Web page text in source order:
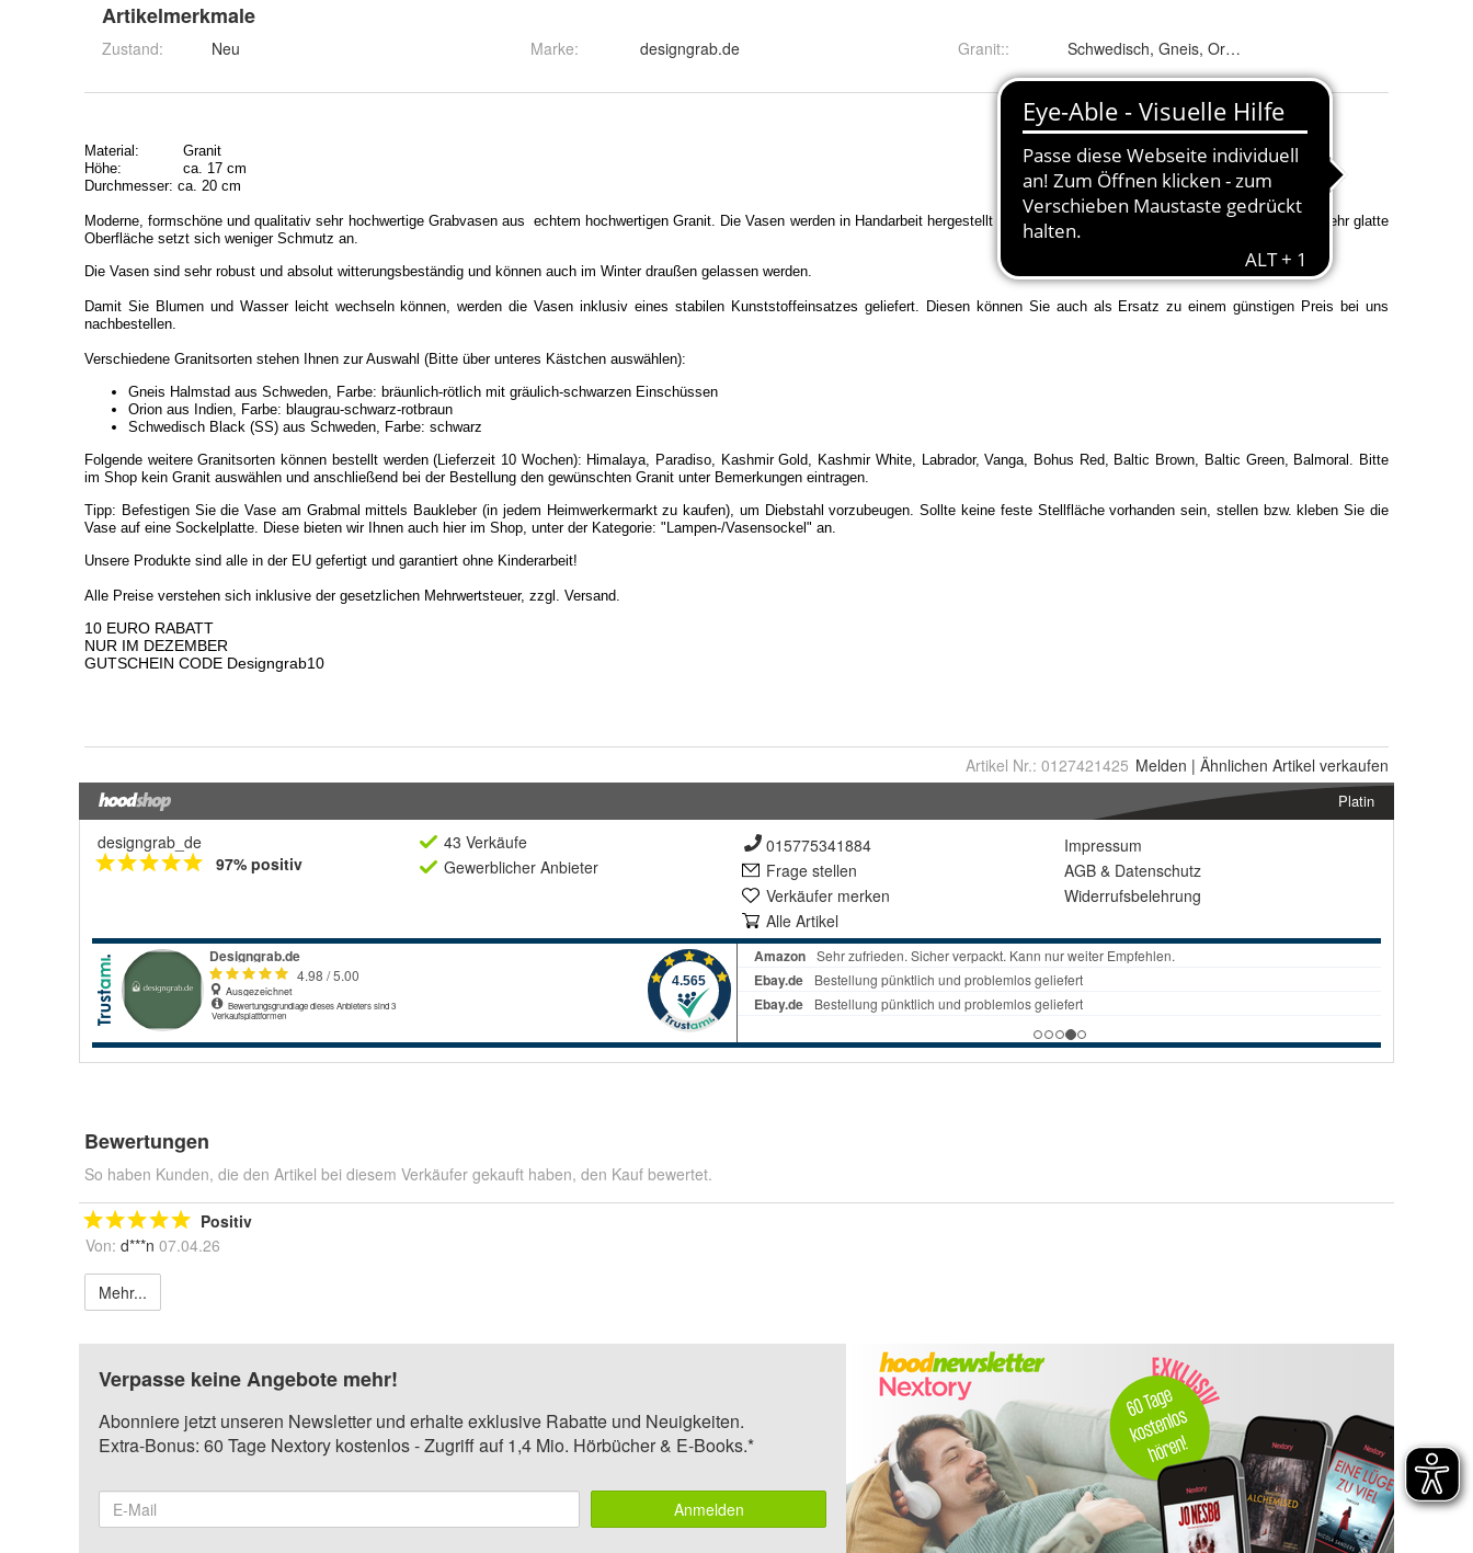
Artikelmerkmale
Zustand: Neu Marke: designgrab.de Granit::
Artikel Nr.: 0127421425 Melden | Ähnlichen Artikel verkaufen
Platin
designgrab_de
97% positiv
43 Verkäufe
Gewerblicher Anbieter
015775341884
Frage stellen
Verkäufer merken
Alle Artikel
Impressum
AGB & Datenschutz
Widerrufsbelehrung
Bewertungen
So haben Kunden, die den Artikel bei diesem Verkäufer gekauft haben, den Kauf bewertet.
Positiv
Von: d***n 07.04.26
Mehr...
Verpasse keine Angebote mehr!
Abonniere jetzt unseren Newsletter und erhalte exklusive Rabatte und Neuigkeiten.
Extra-Bonus: 60 Tage Nextory kostenlos - Zugriff auf 1,4 Mio. Hörbücher & E-Books.*
Anmelden